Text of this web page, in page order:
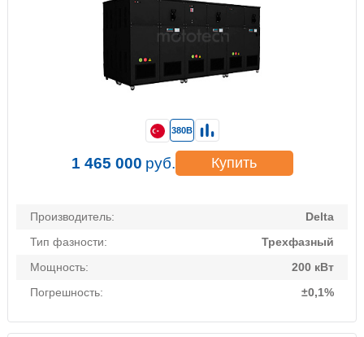
Производитель:
Delta
Тип фазности:
Трехфазный
Мощность:
200 кВт
Погрешность:
±0,1%
380В
1 465 000 руб. Купить